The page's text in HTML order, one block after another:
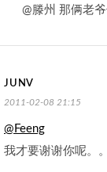
@滕州 那俩老
JUNV
2011-02-08 21:15
@Feeng
我才要谢谢你呢。。